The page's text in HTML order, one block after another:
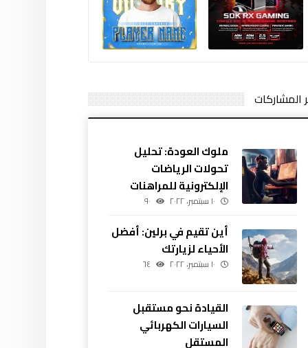
المشاركات
ملوك العودة: تحليل
تحولات الرياضات
الإلكترونية للمراهنات
١٠ سبتمبر، ٢٠٢٢ ٩٠
أين تقيم في برلين: أفضل
الأحياء لزيارتك
١٠ سبتمبر، ٢٠٢٢ ٦٤
القيادة نحو مستقبل
السيارات الكهربائي
المستقل